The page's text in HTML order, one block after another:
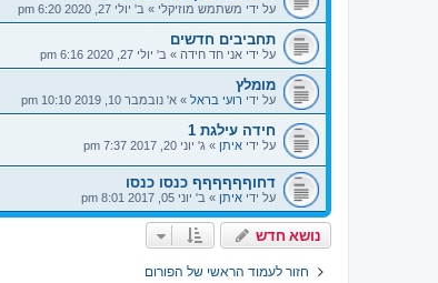
על ידי משתמש מוזיקלי » ב' יולי 27, 2020 6:20 pm
תחביבים חדשים
על ידי אני חד חידה » ב' יולי 27, 2020 6:16 pm
מומלץ
על ידי רועי בראל » א' נובמבר 10, 2019 10:10 pm
חידה עילגת 1
על ידי איתן » ג' יוני 20, 2017 7:37 pm
דחוףףףףףף כנסו כנסו
על ידי איתן » ב' יוני 05, 2017 8:01 pm
נושא חדש
חזור לעמוד הראשי של הפורום